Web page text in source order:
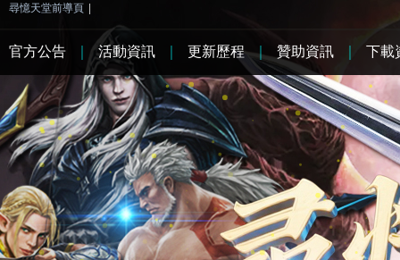
尋憶天堂前導頁